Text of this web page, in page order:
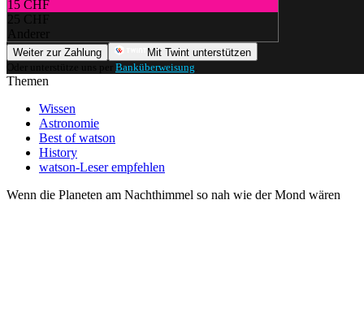
15 CHF
25 CHF
Anderer
Weiter zur Zahlung
Mit Twint unterstützen
Oder unterstütze uns per Banküberweisung
Themen
Wissen
Astronomie
Best of watson
History
watson-Leser empfehlen
Wenn die Planeten am Nachthimmel so nah wie der Mond wären